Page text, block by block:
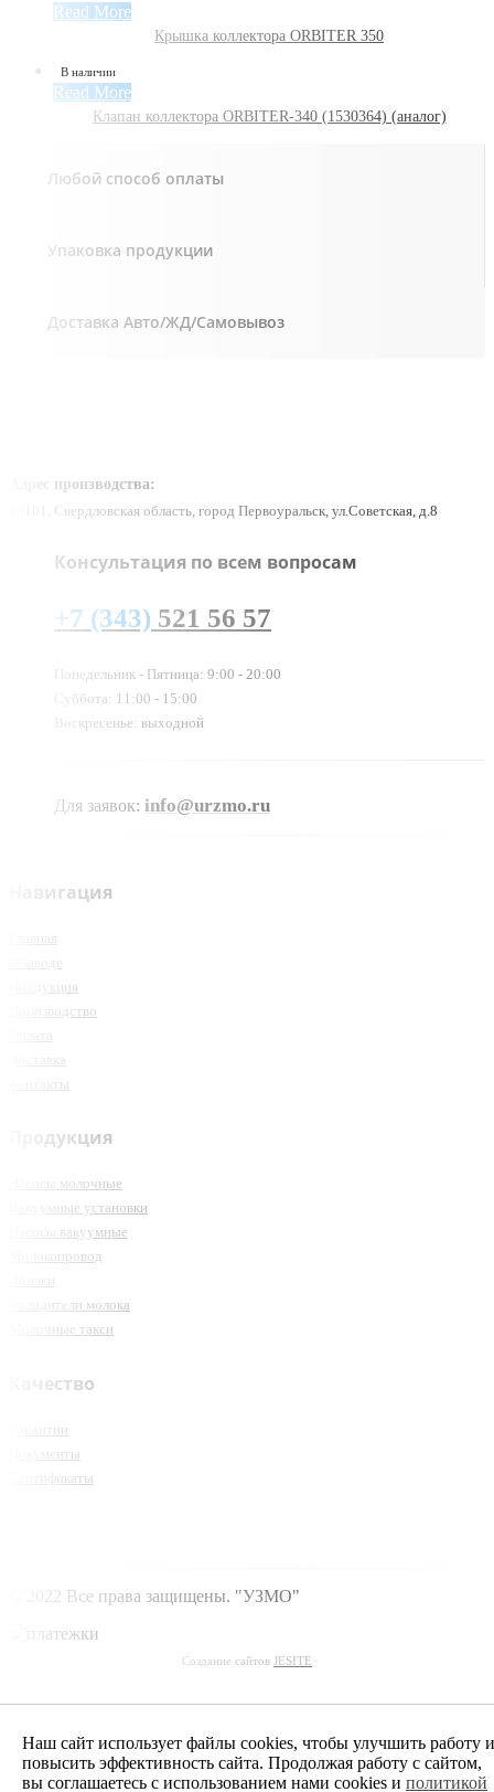
Read More
Крышка коллектора ORBITER 350
В наличии
Read More
Клапан коллектора ORBITER-340 (1530364) (аналог)
Любой способ оплаты
Упаковка продукции
Доставка Авто/ЖД/Самовывоз
Адрес производства:
23101, Свердловская область, город Первоуральск, ул.Советская, д.8
Консультация по всем вопросам
+7 (343) 521 56 57
Понедельник - Пятница: 9:00 - 20:00
Суббота: 11:00 - 15:00
Воскресенье: выходной
Для заявок: info@urzmo.ru
Навигация
Главная
О заводе
Продукция
Производство
Доставка
Контакты
Продукция
Насосы молочные
Вакуумные установки
Насосы вакуумные
Молокопровод
Охладители молока
Молочные такси
Качество
Гарантии
Документы
Сертификаты
© 2022 Все права защищены. "УЗМО"
Создание сайтов JESITE
Наш сайт использует файлы cookies, чтобы улучшить работу и
повысить эффективность сайта. Продолжая работу с сайтом,
вы соглашаетесь с использованием нами cookies и политикой